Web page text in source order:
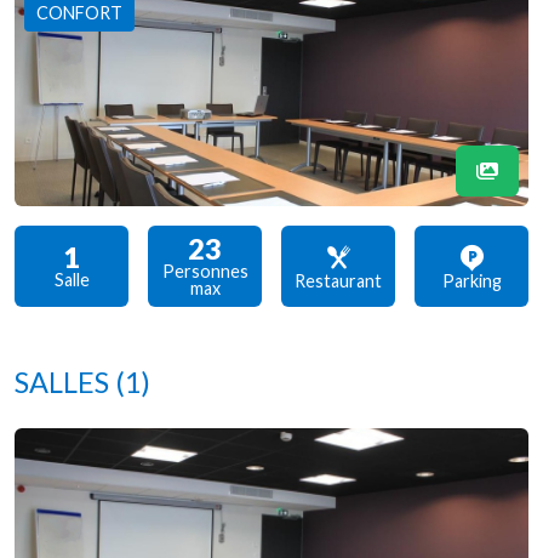
CONFORT
1
Salle
23
Personnes
max
Restaurant Parking
SALLES (1)